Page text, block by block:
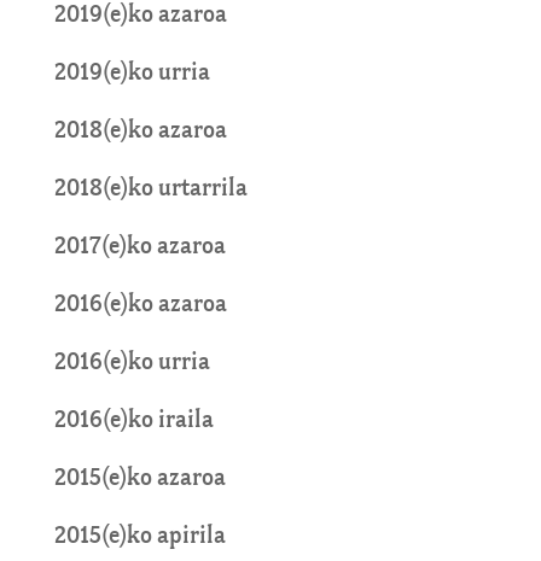
2019(e)ko azaroa
2019(e)ko urria
2018(e)ko azaroa
2018(e)ko urtarrila
2017(e)ko azaroa
2016(e)ko azaroa
2016(e)ko urria
2016(e)ko iraila
2015(e)ko azaroa
2015(e)ko apirila